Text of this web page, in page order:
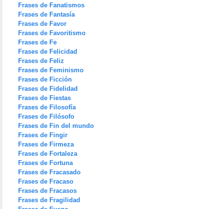
Frases de Fanatismos
Frases de Fantasía
Frases de Favor
Frases de Favoritismo
Frases de Fe
Frases de Felicidad
Frases de Feliz
Frases de Feminismo
Frases de Ficción
Frases de Fidelidad
Frases de Fiestas
Frases de Filosofía
Frases de Filósofo
Frases de Fin del mundo
Frases de Fingir
Frases de Firmeza
Frases de Fortaleza
Frases de Fortuna
Frases de Fracasado
Frases de Fracaso
Frases de Fracasos
Frases de Fragilidad